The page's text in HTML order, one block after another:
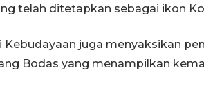
telah ditetapkan sebagai ikon
Kebudayaan juga menyaksikan
Bodas yang menampilkan